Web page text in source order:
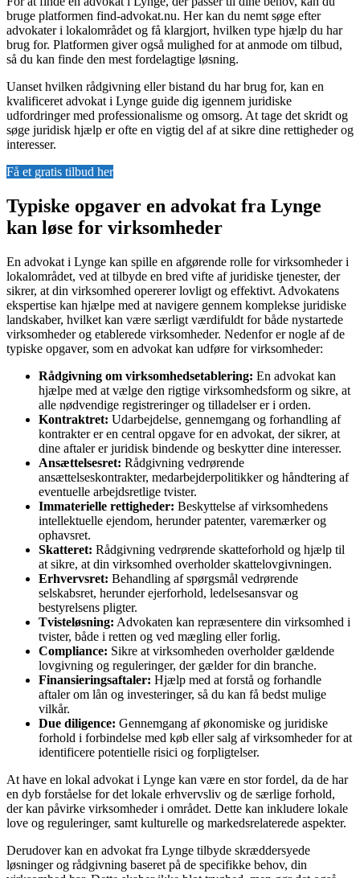
bruge platformen find-advokat.nu. Her kan du nemt søge efter
advokater i lokalområdet og få klargjort, hvilken type hjælp du har
brug for. Platformen giver også mulighed for at anmode om tilbud,
så du kan finde den mest fordelagtige løsning.
Uanset hvilken rådgivning eller bistand du har brug for, kan en
kvalificeret advokat i Lynge guide dig igennem juridiske
udfordringer med professionalisme og omsorg. At tage det skridt og
søge juridisk hjælp er ofte en vigtig del af at sikre dine rettigheder og
interesser.
Få et gratis tilbud her
Typiske opgaver en advokat fra Lynge
kan løse for virksomheder
En advokat i Lynge kan spille en afgørende rolle for virksomheder i
lokalområdet, ved at tilbyde en bred vifte af juridiske tjenester, der
sikrer, at din virksomhed opererer lovligt og effektivt. Advokatens
ekspertise kan hjælpe med at navigere gennem komplekse juridiske
landskaber, hvilket kan være særligt værdifuldt for både nystartede
virksomheder og etablerede virksomheder. Nedenfor er nogle af de
typiske opgaver, som en advokat kan udføre for virksomheder:
Rådgivning om virksomhedsetablering: En advokat kan
hjælpe med at vælge den rigtige virksomhedsform og sikre, at
alle nødvendige registreringer og tilladelser er i orden.
Kontraktret: Udarbejdelse, gennemgang og forhandling af
kontrakter er en central opgave for en advokat, der sikrer, at
dine aftaler er juridisk bindende og beskytter dine interesser.
Ansættelsesret: Rådgivning vedrørende
ansættelseskontrakter, medarbejderpolitikker og håndtering af
eventuelle arbejdsretlige tvister.
Immaterielle rettigheder: Beskyttelse af virksomhedens
intellektuelle ejendom, herunder patenter, varemærker og
ophavsret.
Skatteret: Rådgivning vedrørende skatteforhold og hjælp til
at sikre, at din virksomhed overholder skattelovgivningen.
Erhvervsret: Behandling af spørgsmål vedrørende
selskabsret, herunder ejerforhold, ledelsesansvar og
bestyrelsens pligter.
Tvisteløsning: Advokaten kan repræsentere din virksomhed i
tvister, både i retten og ved mægling eller forlig.
Compliance: Sikre at virksomheden overholder gældende
lovgivning og reguleringer, der gælder for din branche.
Finansieringsaftaler: Hjælp med at forstå og forhandle
aftaler om lån og investeringer, så du kan få bedst mulige
vilkår.
Due diligence: Gennemgang af økonomiske og juridiske
forhold i forbindelse med køb eller salg af virksomheder for at
identificere potentielle risici og forpligtelser.
At have en lokal advokat i Lynge kan være en stor fordel, da de har
en dyb forståelse for det lokale erhvervsliv og de særlige forhold,
der kan påvirke virksomheder i området. Dette kan inkludere lokale
love og reguleringer, samt kulturelle og markedsrelaterede aspekter.
Derudover kan en advokat fra Lynge tilbyde skræddersyede
løsninger og rådgivning baseret på de specifikke behov, din